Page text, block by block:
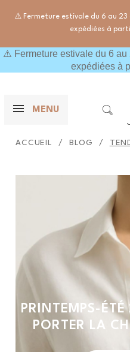
⚠️ Fermeture estivale du 6 au
expédiées à
⚠️ Fermeture estivale du 6 au
expédiées à
MENU

ACCUEIL BLOG
PRINTEMPS-
PORTER LA